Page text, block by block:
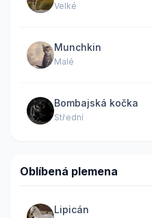
Velké
Munchkin
Malé
Bombajská kočka
Střední
Oblíbená plemena
Lipicán